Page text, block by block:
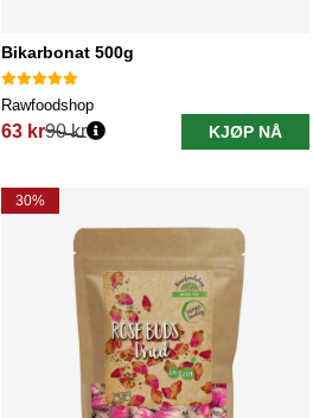
Bikarbonat 500g
Rawfoodshop
63 kr
Vanlig pris:
90 kr KJØP NÅ
30%